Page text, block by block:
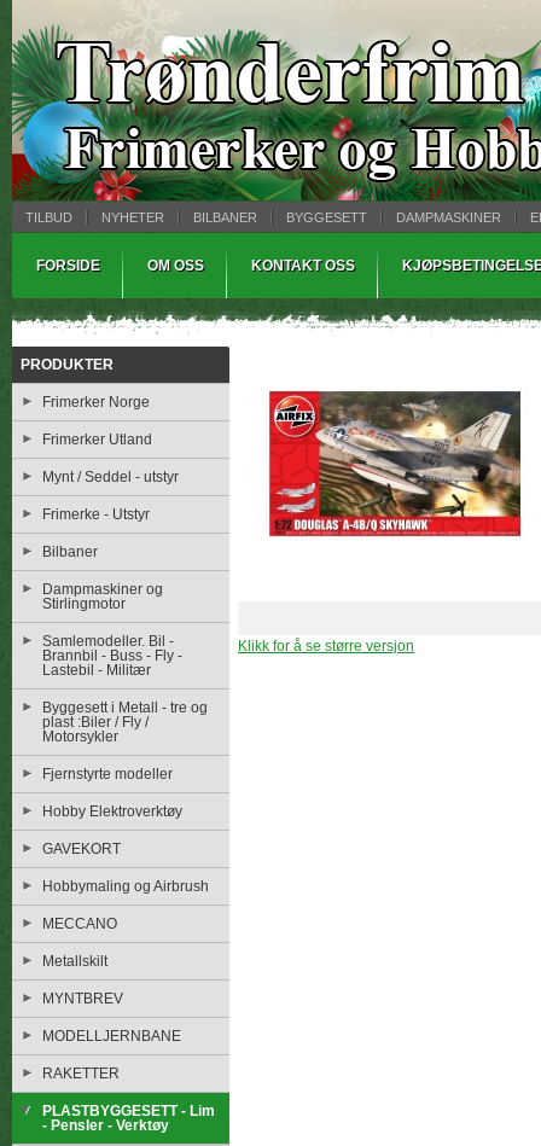
TILBUD NYHETER BILBANER BYGGESETT DAMPMASKINER
FORSIDE OM OSS KONTAKT OSS
PRODUKTER
Frimerker Norge
Frimerker Utland
Mynt / Seddel - utstyr
Frimerke - Utstyr
Bilbaner
Dampmaskiner og
Stirlingmotor
Samlemodeller. Bil -
Brannbil - Buss - Fly -
Lastebil - Militær
Byggesett i Metall - tre og
plast :Biler / Fly /
Motorsykler
Fjernstyrte modeller
Hobby Elektroverktøy
GAVEKORT
Hobbymaling og Airbrush
MECCANO
Metallskilt
MYNTBREV
MODELLJERNBANE
RAKETTER
PLASTBYGGESETT - Lim
- Pensler - Verktøy
Klikk for å se større versjon